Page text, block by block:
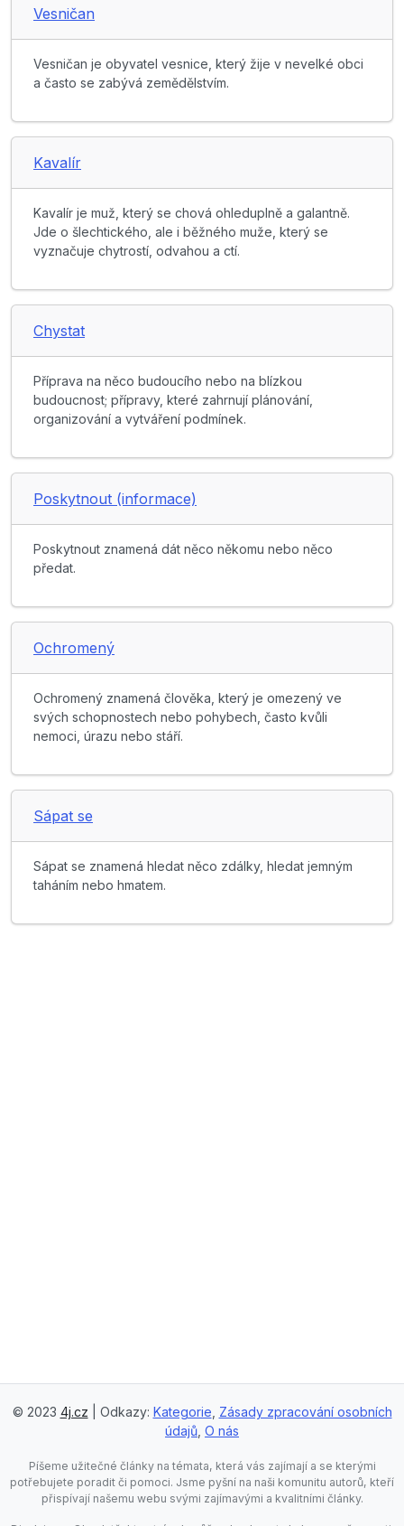
Vesničan
Vesničan je obyvatel vesnice, který žije v nevelké obci
a často se zabývá zemědělstvím.
Kavalír
Kavalír je muž, který se chová ohleduplně a galantně.
Jde o šlechtického, ale i běžného muže, který se
vyznačuje chytrostí, odvahou a ctí.
Chystat
Příprava na něco budoucího nebo na blízkou
budoucnost; přípravy, které zahrnují plánování,
organizování a vytváření podmínek.
Poskytnout (informace)
Poskytnout znamená dát něco někomu nebo něco
předat.
Ochromený
Ochromený znamená člověka, který je omezený ve
svých schopnostech nebo pohybech, často kvůli
nemoci, úrazu nebo stáří.
Sápat se
Sápat se znamená hledat něco zdálky, hledat jemným
taháním nebo hmatem.
© 2023 4j.cz | Odkazy: Kategorie Zásady zpracování osobních
údajů O nás
Píšeme užitečné články na témata, která vás zajímají a se kterými
potřebujete poradit či pomoci. Jsme pyšní na naši komunitu autorů, kteří
přispívají našemu webu svými zajímavými a kvalitními články.